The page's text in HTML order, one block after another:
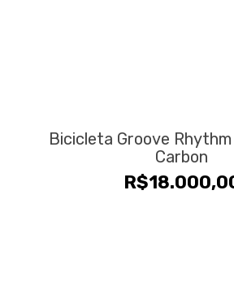
Bicicleta Groove Rhythm
Carbon
R$